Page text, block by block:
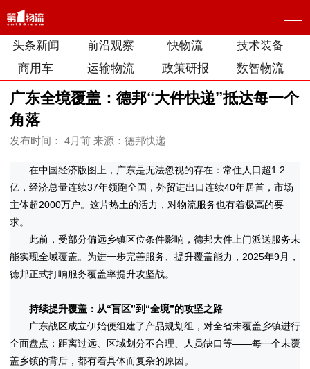
头条新闻 前沿观察 快物流
技术装备
商用车
运输物流 政策研报 数智物流
广东全境覆盖：德邦“大件快递”抵达每一个
角落
发布时间： 4月前来源：德邦快递
在中国经济版图上，广东是无法忽视的存在：常住人口超1.2
亿，经济总量连续37年领跑全国，外贸进出口连续40年居首，市场
主体超2000万户。这片热土的活力，对物流服务也有着极高的要
求。
此前，受部分偏远乡镇区位条件影响，德邦大件上门派送服务未
能实现全域覆盖。为进一步完善服务、提升覆盖能力，2025年9月，
德邦正式打响服务覆盖率提升攻坚战。
持续提升覆盖：从“盲区”到“全境”的攻坚之路
广东战区成立伊始便组建了产品规划组，对全省未覆盖乡镇进行
全面盘点：距离过远、区域划分不合理、人员缺口等——每一个未覆
盖乡镇的背后，都有着具体而复杂的原因。